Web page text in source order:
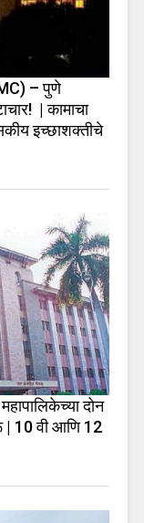
– पुणे
| कामाचा
इच्छाशक्तीचे
दोन
| 10 वी आणि 12